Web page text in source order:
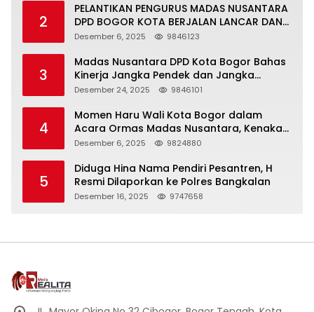
2
PELANTIKAN PENGURUS MADAS NUSANTARA
DPD BOGOR KOTA BERJALAN LANCAR DAN
KHIDMAT
Desember 6, 2025 9846123
3
Madas Nusantara DPD Kota Bogor Bahas
Kinerja Jangka Pendek dan Jangka
Panjang
Desember 24, 2025 9846101
4
Momen Haru Wali Kota Bogor dalam
Acara Ormas Madas Nusantara, Kenakan
Peci Hitam Tinggi sebagai Simbol
Desember 6, 2025 9824880
5
Diduga Hina Nama Pendiri Pesantren, H
Resmi Dilaporkan ke Polres Bangkalan
Desember 16, 2025 9747658